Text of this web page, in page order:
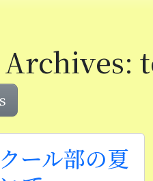
ール部の夏